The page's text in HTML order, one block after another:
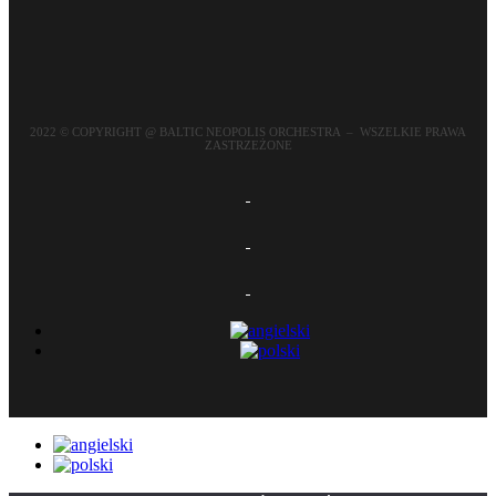
2022 © COPYRIGHT @ BALTIC NEOPOLIS ORCHESTRA – WSZELKIE PRAWA
ZASTRZEŻONE